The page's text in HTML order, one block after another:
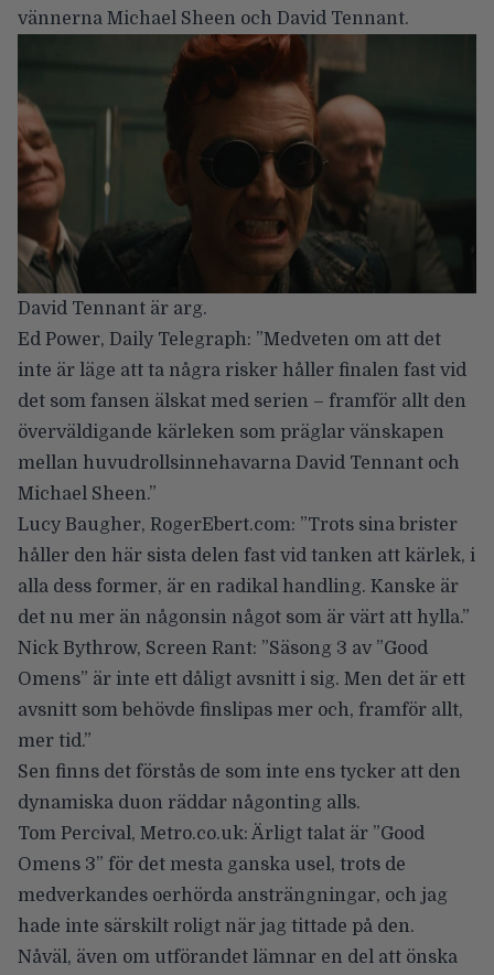
vännerna Michael Sheen och David Tennant.
David Tennant är arg.
Ed Power, Daily Telegraph: ”Medveten om att det
inte är läge att ta några risker håller finalen fast vid
det som fansen älskat med serien – framför allt den
överväldigande kärleken som präglar vänskapen
mellan huvudrollsinnehavarna David Tennant och
Michael Sheen.”
Lucy Baugher, RogerEbert.com: ”Trots sina brister
håller den här sista delen fast vid tanken att kärlek, i
alla dess former, är en radikal handling. Kanske är
det nu mer än någonsin något som är värt att hylla.”
Nick Bythrow, Screen Rant: ”Säsong 3 av ”Good
Omens” är inte ett dåligt avsnitt i sig. Men det är ett
avsnitt som behövde finslipas mer och, framför allt,
mer tid.”
Sen finns det förstås de som inte ens tycker att den
dynamiska duon räddar någonting alls.
Tom Percival, Metro.co.uk: Ärligt talat är ”Good
Omens 3” för det mesta ganska usel, trots de
medverkandes oerhörda ansträngningar, och jag
hade inte särskilt roligt när jag tittade på den.
Nåväl, även om utförandet lämnar en del att önska